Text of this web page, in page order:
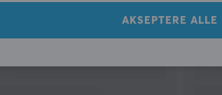
AKSEPTERE ALLE